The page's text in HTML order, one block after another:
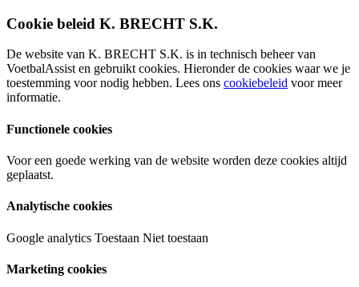
Cookie beleid K. BRECHT S.K.
De website van K. BRECHT S.K. is in technisch beheer van
VoetbalAssist en gebruikt cookies. Hieronder de cookies waar we je
toestemming voor nodig hebben. Lees ons cookiebeleid voor meer
informatie.
Functionele cookies
Voor een goede werking van de website worden deze cookies altijd
geplaatst.
Analytische cookies
Google analytics Toestaan Niet toestaan
Marketing cookies